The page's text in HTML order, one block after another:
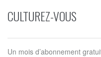
CULTUREZ-VOUS
Un mois d’abonnement